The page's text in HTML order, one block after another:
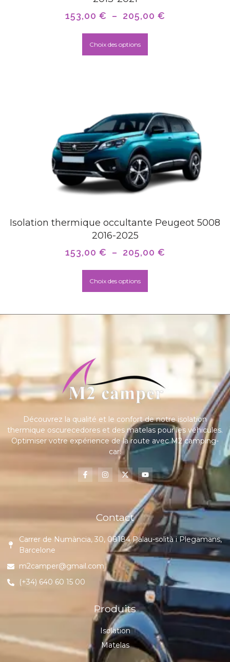
153,00 € – 205,00 €
Choix des options
Isolation thermique occultante Peugeot 5008
2016-2025
153,00 € – 205,00 €
Choix des options
Découvrez la qualité et le confort de notre isolation
thermique oscurecedores et des matelas pour les véhicules.
Optimiser votre expérience de la route avec M2 camping-
car.
Contact
Carrer de Numància, 30, 08184 Palau-solità i Plegamans,
Barcelone
m2camper@gmail.com
(+34) 640 60 15 00
Produits
Isolation
Matelas